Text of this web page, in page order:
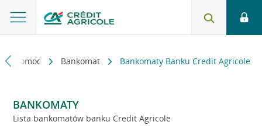
i pomoc Bankomat Bankomaty Banku Credit Agricole
BANKOMATY
Lista bankomatów banku Credit Agricole